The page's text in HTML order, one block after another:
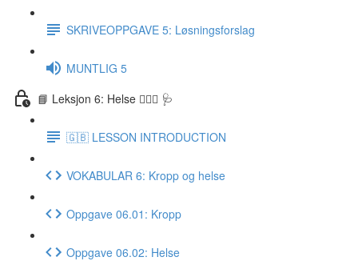
SKRIVEOPPGAVE 5: Løsningsforslag
MUNTLIG 5
📘 Leksjon 6: Helse 🏃🏻‍♀️ 🩺
🇬🇧 LESSON INTRODUCTION
VOKABULAR 6: Kropp og helse
Oppgave 06.01: Kropp
Oppgave 06.02: Helse